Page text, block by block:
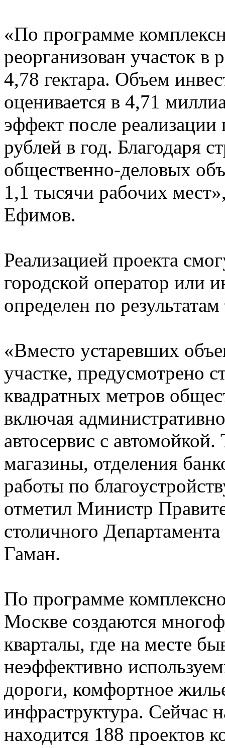
«По программе
реорганизован участок
4,78 гектара. Объем
оценивается в 4,71
эффект после
рублей в год. Благодаря
общественно-деловых
1,1 тысячи рабочих
Ефимов.
Реализацией проекта
городской оператор или
определен по результатам
«Вместо устаревших
участке, предусмотрено
квадратных метров
включая
автосервис с
магазины, отделения
работы по
отметил Министр
столичного
Гаман.
По программе
Москве создаются
кварталы, где на месте
неэффективно
дороги, комфортное
инфраструктура. Сейчас
находится 188 проектов